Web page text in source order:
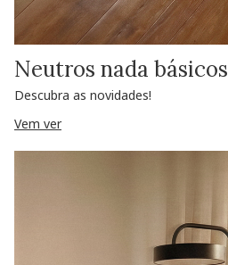
Neutros nada básicos
Descubra as novidades!
Vem ver